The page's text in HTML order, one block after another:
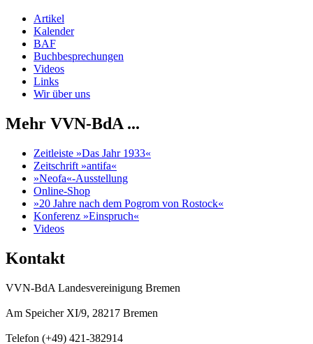
Artikel
Kalender
BAF
Buchbesprechungen
Videos
Links
Wir über uns
Mehr VVN-BdA ...
Zeitleiste »Das Jahr 1933«
Zeitschrift »antifa«
»Neofa«-Ausstellung
Online-Shop
»20 Jahre nach dem Pogrom von Rostock«
Konferenz »Einspruch«
Videos
Kontakt
VVN-BdA Landesvereinigung Bremen
Am Speicher XI/9, 28217 Bremen
Telefon (+49) 421-382914